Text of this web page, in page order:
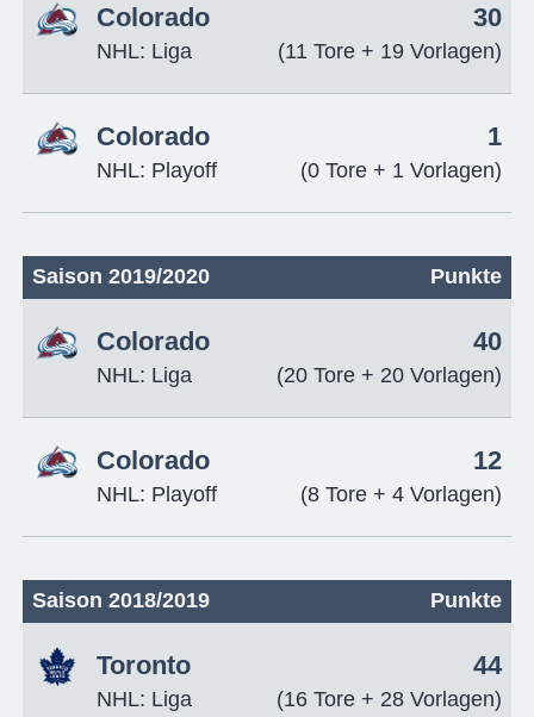
Colorado
NHL: Liga
30
(11 Tore + 19 Vorlagen)
Colorado
NHL: Playoff
1
(0 Tore + 1 Vorlagen)
Saison 2019/2020 Punkte
Colorado
NHL: Liga
40
(20 Tore + 20 Vorlagen)
Colorado
NHL: Playoff
12
(8 Tore + 4 Vorlagen)
Saison 2018/2019 Punkte
Toronto
NHL: Liga
44
(16 Tore + 28 Vorlagen)